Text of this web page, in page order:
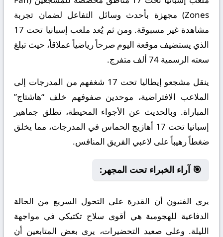
Zones) مجهزة بأحدث وسائل التفاعل لضمان تجربة
مشاهدة غير مسبوقة. ومن ثم يُعد ملعب إسبانيا تحت 17
الذي يستضيف موقعة اليوم صرحاً رياضياً عملاقاً، حيث تبلغ
سعته الرسمية 74 ألف متفرج.
ينقل مشجعو إيطاليا تحت 17 شغفهم من المدرجات إلى
الملاعب الافتراضية، موحدين صفوفهم خلف “هاشتاج”
المباراة. وبالحديث عن الأجواء المحيطة، تطلق جماهير
إسبانيا تحت 17 أهازيج الحماس في المدرجات، مما يخلق
ضغطاً رهيباً على لاعبي الفريق المنافس.
🎯 آراء الخبراء تحت المجهر:
يرى الفنيون أن القدرة على التحول السريع من الحالة
الدفاعية للهجومية هي أقوى سلاح تكتيكي في مواجهة
الليلة. وعلى صعيد التحضيرات، يرى بعض المتابعين أن